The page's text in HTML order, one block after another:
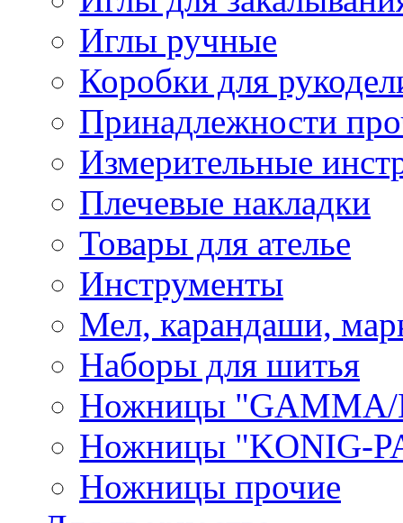
Иглы ручные
Коробки для
Принадлежности
Измерительные
Плечевые накладки
Товары для ателье
Инструменты
Мел, карандаши,
Наборы для шитья
Ножницы "GAMMA/
Ножницы "KONIG-
Ножницы прочие